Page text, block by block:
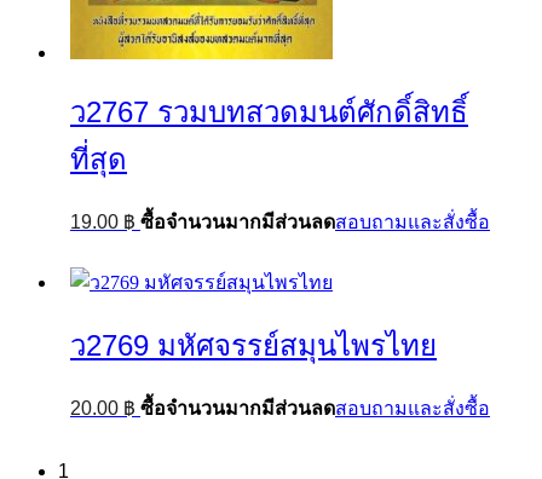
ว2767 รวมบทสวดมนต์ศักดิ์สิทธิ์
ที่สุด
19.00 ฿ ซื้อจำนวนมากมีส่วนลดสอบถามและสั่งซื้อ
ว2769 มหัศจรรย์สมุนไพรไทย
20.00 ฿ ซื้อจำนวนมากมีส่วนลดสอบถามและสั่งซื้อ
1